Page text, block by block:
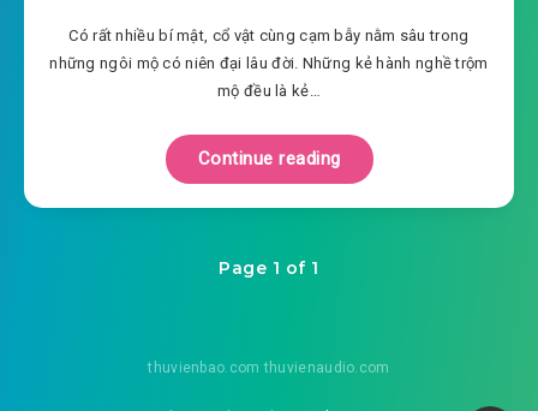
Có rất nhiều bí mật, cổ vật cùng cạm bẫy nằm sâu trong
những ngôi mộ có niên đại lâu đời. Những kẻ hành nghề trộm
mộ đều là kẻ…
Continue reading
Page 1 of 1
thuvienbao.com thuvienaudio.com